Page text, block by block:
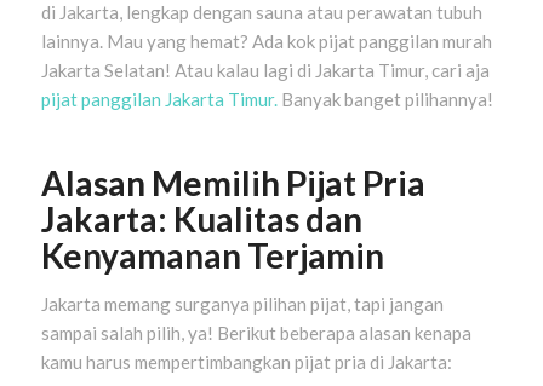
di Jakarta, lengkap dengan sauna atau perawatan tubuh
lainnya. Mau yang hemat? Ada kok pijat panggilan murah
Jakarta Selatan! Atau kalau lagi di Jakarta Timur, cari aja
pijat panggilan Jakarta Timur.Banyak banget pilihannya!
Alasan Memilih Pijat Pria
Jakarta: Kualitas dan
Kenyamanan Terjamin
Jakarta memang surganya pilihan pijat, tapi jangan
sampai salah pilih, ya! Berikut beberapa alasan kenapa
kamu harus mempertimbangkan pijat pria di Jakarta: